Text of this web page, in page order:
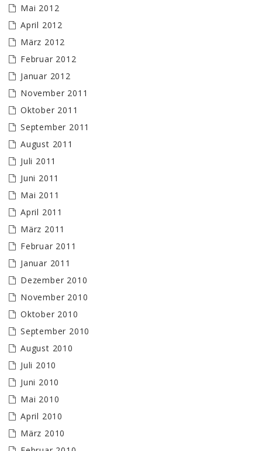
Mai 2012
April 2012
März 2012
Februar 2012
Januar 2012
November 2011
Oktober 2011
September 2011
August 2011
Juli 2011
Juni 2011
Mai 2011
April 2011
März 2011
Februar 2011
Januar 2011
Dezember 2010
November 2010
Oktober 2010
September 2010
August 2010
Juli 2010
Juni 2010
Mai 2010
April 2010
März 2010